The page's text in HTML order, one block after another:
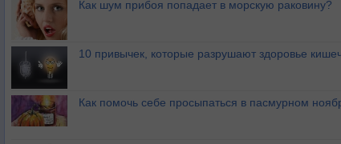
Как шум прибоя попадает в морскую раковину?
10 привычек, которые разрушают здоровье
Как помочь себе просыпаться в пасмурном